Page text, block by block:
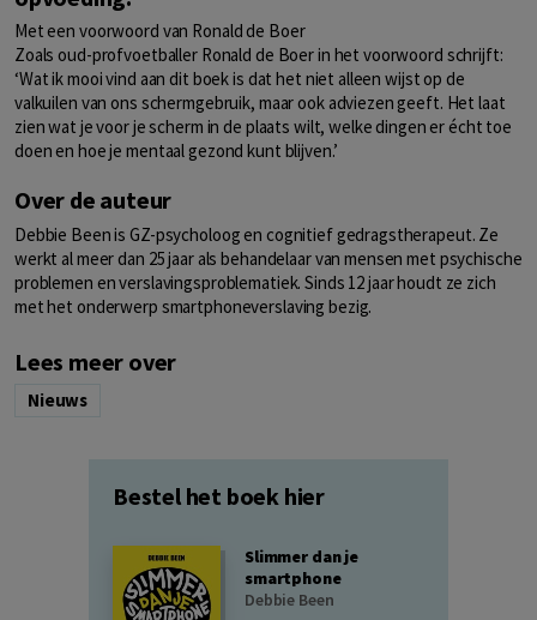
Met een voorwoord van Ronald de Boer
Zoals oud-profvoetballer Ronald de Boer in het voorwoord schrijft:
‘Wat ik mooi vind aan dit boek is dat het niet alleen wijst op de
valkuilen van ons schermgebruik, maar ook adviezen geeft. Het laat
zien wat je voor je scherm in de plaats wilt, welke dingen er écht toe
doen en hoe je mentaal gezond kunt blijven.’
Over de auteur
Debbie Been is GZ-psycholoog en cognitief gedragstherapeut. Ze
werkt al meer dan 25 jaar als behandelaar van mensen met psychische
problemen en verslavingsproblematiek. Sinds 12 jaar houdt ze zich
met het onderwerp smartphoneverslaving bezig.
Lees meer over
Nieuws
Bestel het boek hier
Slimmer dan je
smartphone
Debbie Been